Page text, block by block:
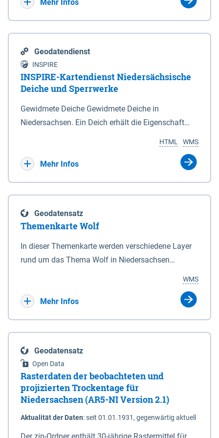
Mehr Infos
Geodatendienst
INSPIRE
INSPIRE-Kartendienst Niedersächsische
Deiche und Sperrwerke
Gewidmete Deiche Gewidmete Deiche in
Niedersachsen. Ein Deich erhält die Eigenschaft
Deichbehörde durch Verordnung ausspricht. Für
enthalten. Sperrwerke Sperrwerke sind Bauwerke
mit Sperrvorrichtungen in Tidegewässern, die dem
Schutz eines Gebietes vor erhöhten Tiden, vor allem
vor Sturmfluten, zu dienen bestimmt sind (§2 Abs.3
Eigenschaft eines Sperrwerkes durch Widmung, die
die Deichbehörde durch Verordnung ausspricht.
WMS
HTML
Mehr Infos
Geodatensatz
Themenkarte Wolf
In dieser Themenkarte werden verschiedene Layer
rund um das Thema Wolf in Niedersachsen
sowie Status der bestehenden Wolfsterritorien im
laufenden Monitoringjahr.
WMS
Mehr Infos
Geodatensatz
Open Data
Rasterdaten der beobachteten und
projizierten Trockentage für
Niedersachsen (AR5-NI Version 2.1)
Aktualität der Daten:seit 01.01.1931, gegenwärtig aktuell